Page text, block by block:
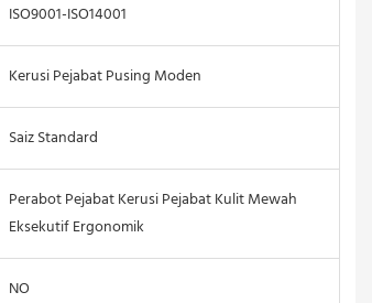
ISO9001-ISO14001
Kerusi Pejabat Pusing Moden
Saiz Standard
Perabot Pejabat Kerusi Pejabat Kulit Mewah
Eksekutif Ergonomik
NO